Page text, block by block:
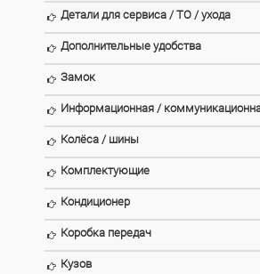
Детали для сервиса / ТО / ухода
Дополнительные удобства
Замок
Информационная /
Колёса / шины
Комплектующие
Кондиционер
Коробка передач
Кузов